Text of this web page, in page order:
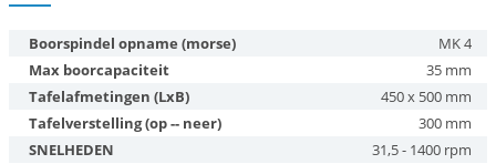
Boorspindel opname (morse)
MK 4
Max boorcapaciteit
35 mm
Tafelafmetingen (LxB)
450 x 500 mm
Tafelverstelling (op -- neer)
300 mm
SNELHEDEN
31,5 - 1400 rpm